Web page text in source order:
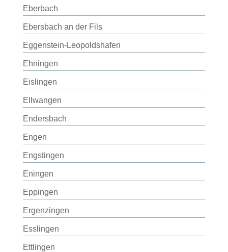
Eberbach
Ebersbach an der Fils
Eggenstein-Leopoldshafen
Ehningen
Eislingen
Ellwangen
Endersbach
Engen
Engstingen
Eningen
Eppingen
Ergenzingen
Esslingen
Ettlingen